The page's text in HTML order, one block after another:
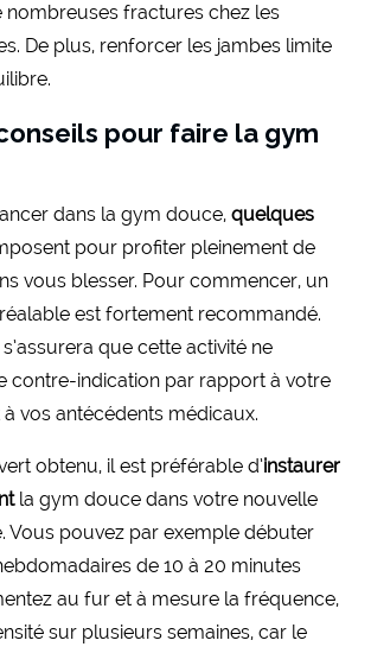
nombreuses fractures chez les
De plus, renforcer les jambes limite
pour faire la gym
dans la gym douce,quelques
pour profiter pleinement de
vous blesser. Pour commencer, un
est fortement recommandé.
que cette activité ne
contre-indication par rapport à votre
vos antécédents médicaux.
obtenu, il est préférable d’instaurer
la gym douce dans votre nouvelle
Vous pouvez par exemple débuter
de 10 à 20 minutes
au fur et à mesure la fréquence,
sur plusieurs semaines, car le